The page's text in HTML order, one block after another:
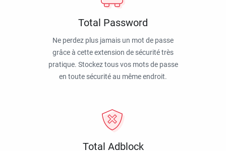
Total Password
Ne perdez plus jamais un mot de passe
grâce à cette extension de sécurité très
pratique. Stockez tous vos mots de passe
en toute sécurité au même endroit.
Total Adblock